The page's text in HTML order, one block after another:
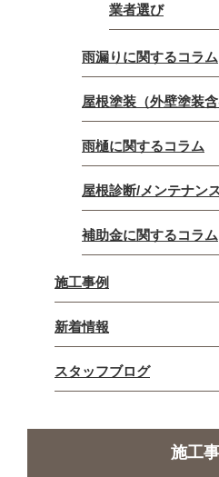
業者選び
雨漏りに関するコラム
屋根塗装（外壁塗装
雨樋に関するコラム
屋根診断/メンテナン
補助金に関するコラム
施工事例
新着情報
スタッフブログ
施工